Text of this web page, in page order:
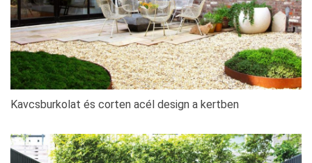
Kavcsburkolat és corten acél design a kertben